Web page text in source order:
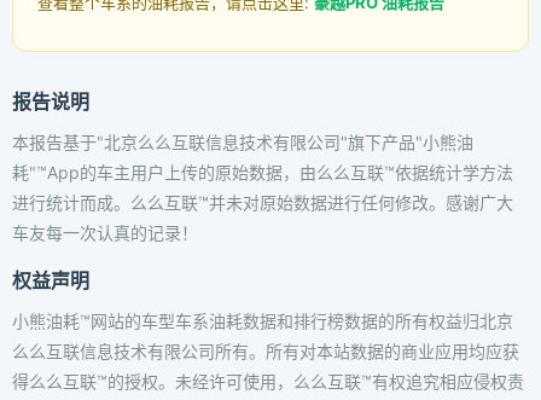
报告说明
本报告基于"北京么么互联信息技术有限公司"旗下产品"小熊油
耗"™App的车主用户上传的原始数据，由么么互联™依据统计学方法
进行统计而成。么么互联™并未对原始数据进行任何修改。感谢广大
车友每一次认真的记录！
权益声明
小熊油耗™网站的车型车系油耗数据和排行榜数据的所有权益归北京
么么互联信息技术有限公司所有。所有对本站数据的商业应用均应获
得么么互联™的授权。未经许可使用，么么互联™有权追究相应侵权责